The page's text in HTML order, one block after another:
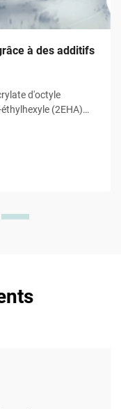
à des additifs
d'octyle
(2EHA)